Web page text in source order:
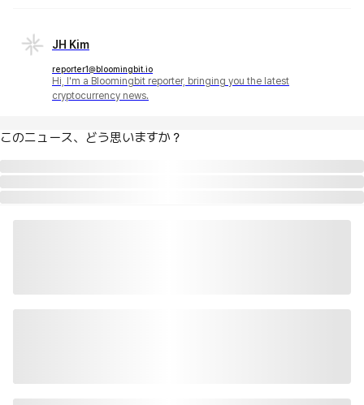
JH Kim
reporter1@bloomingbit.io
Hi, I'm a Bloomingbit reporter, bringing you the latest
cryptocurrency news.
このニュース、どう思いますか？